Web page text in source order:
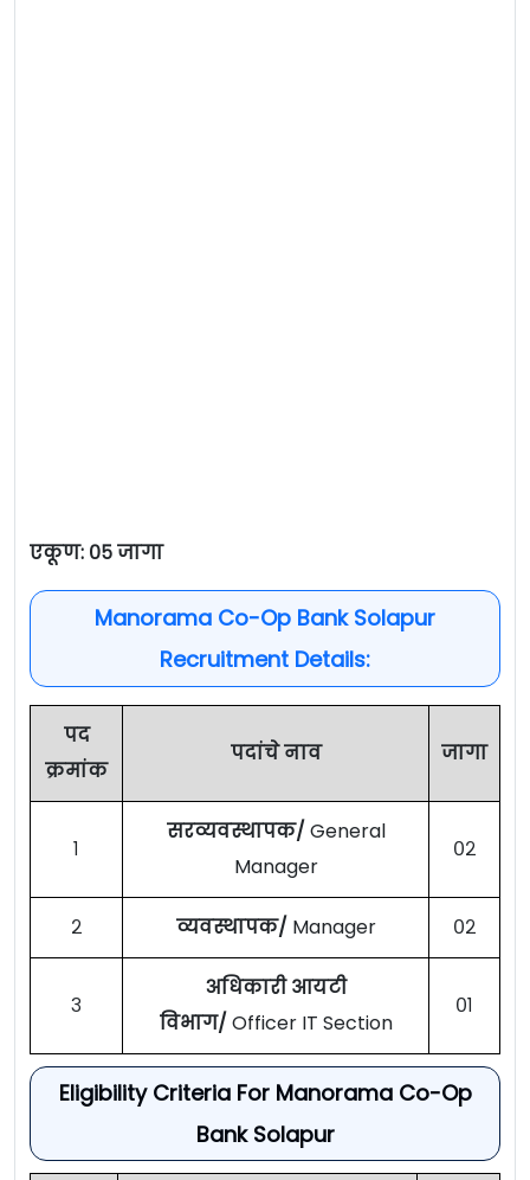
एकूण: ०५ जागा
Manorama Co-Op Bank Solapur
Recruitment Details:
पद
क्रमांक
पदांचे नाव जागा
१
सरव्यवस्थापक/ General
Manager
०२
२ व्यवस्थापक/ Manager ०२
३
अधिकारी आयटी
विभाग/ Officer IT Section
०१
Eligibility Criteria For Manorama Co-Op
Bank Solapur